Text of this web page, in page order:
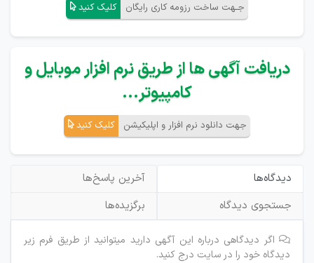
جـهت ساخت رزومه کاری رایگان کلیک کنید
دریافت آگهی ها از طریق نرم افزار موبایل و
کامپیوتر...
جهت دانلود نرم افزار و اپلیکیشن کلیک کنید
دیدگاه‌ها
آخرین پاسخ‌ها
جستجوی دیدگاه
برگزیده‌ها
اگر دیدگاهی درباره این آگهی دارید میتوانید از طریق فرم زیر
دیدگاه خود را در سایت درج کنید.